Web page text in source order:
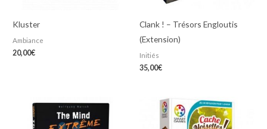
Kluster
Ambiance
20,00€
Clank ! – Trésors Engloutis
(Extension)
Initiés
35,00€